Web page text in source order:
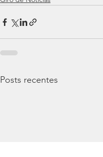
Posts recentes